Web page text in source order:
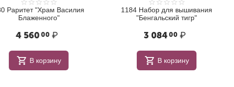
Раритет "Храм Василия
Блаженного"
4 56000 ₽
В корзину
1184 Набор для вышивания
"Бенгальский тигр"
3 08400 ₽
В корзину